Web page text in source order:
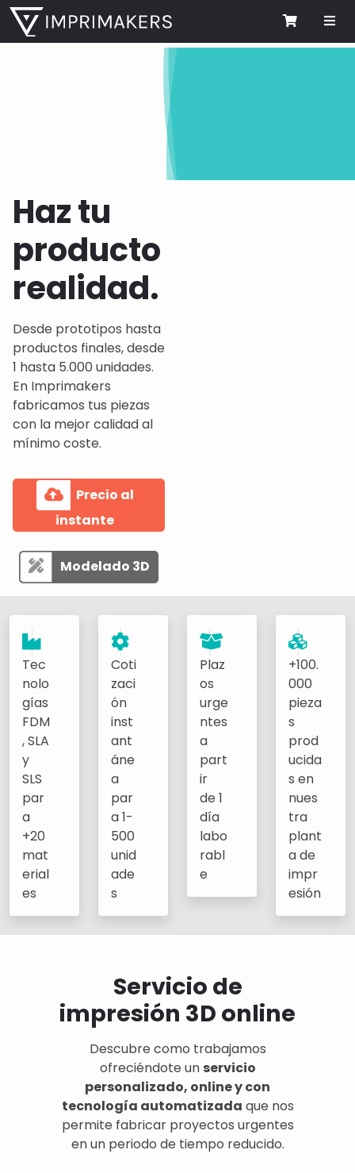
Cart
Haz tu
producto
realidad.
Desde prototipos hasta
productos finales, desde
1 hasta 5.000 unidades.
En Imprimakers
fabricamos tus piezas
con la mejor calidad al
mínimo coste.
Precio al
instante
Modelado 3D
Tec
nolo
gías
FDM
, SLA
y
SLS
par
a
+20
mat
erial
es
Coti
zaci
ón
inst
ant
áne
a
par
a 1-
500
unid
ade
s
Plaz
os
urge
ntes
a
part
ir
de 1
día
labo
rabl
e
+100.
000
pieza
s
prod
ucida
s en
nues
tra
plant
a de
impr
esión
Servicio de
impresión 3D online
Descubre como trabajamos
ofreciéndote un servicio
personalizado, online y con
tecnología automatizada que nos
permite fabricar proyectos urgentes
en un periodo de tiempo reducido.